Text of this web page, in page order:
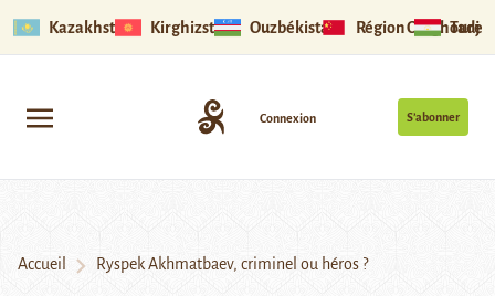
Kazakhstan Kirghizstan Ouzbékistan Région Ouïghoure
S’abonner
Connexion
Accueil Ryspek Akhmatbaev, criminel ou héros ?